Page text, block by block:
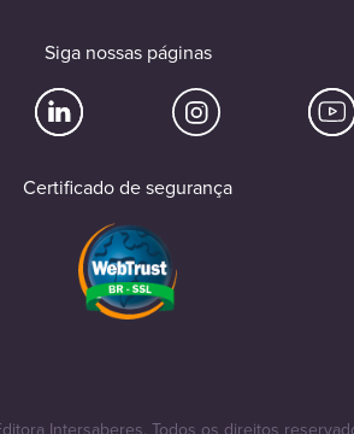
Siga nossas páginas
Certificado de segurança